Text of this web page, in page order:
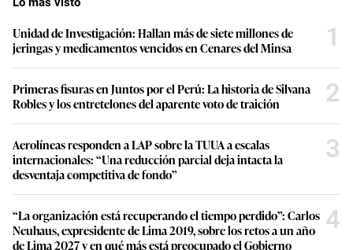
Unidad de Investigación: Hallan más de siete millones de
jeringas y medicamentos vencidos en Cenares del Minsa
1
Primeras fisuras en Juntos por el Perú: La historia de Silvana
Robles y los entretelones del aparente voto de traición
2
Aerolíneas responden a LAP sobre la TUUA a escalas
internacionales: “Una reducción parcial deja intacta la
desventaja competitiva de fondo”
3
“La organización está recuperando el tiempo perdido”: Carlos
Neuhaus, expresidente de Lima 2019, sobre los retos a un año
de Lima 2027 y en qué más está preocupado el Gobierno
4